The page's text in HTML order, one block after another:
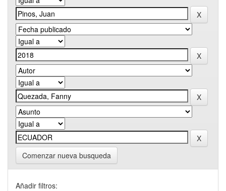
Comenzar nueva busqueda
Añadir filtros: